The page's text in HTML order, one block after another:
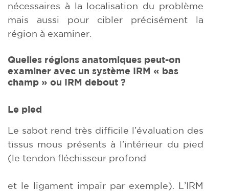
nécessaires à la localisation du problème
mais aussi pour cibler précisément la
région à examiner.
Quelles régions anatomiques peut-on
examiner avec un système IRM « bas
champ » ou IRM debout ?
Le pied
Le sabot rend très difficile l’évaluation des
tissus mous présents à l’intérieur du pied
(le tendon fléchisseur profond
et le ligament impair par exemple). L’IRM